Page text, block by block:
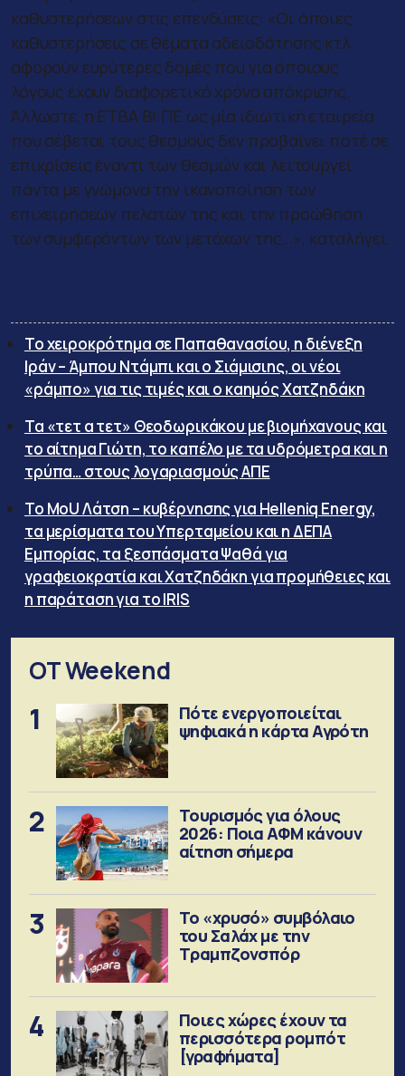
καθυστερήσεων στις επενδύσεις: «Οι όποιες
καθυστερήσεις σε θέματα αδειοδότησης κτλ
αφορούν ευρύτερες δομές που για όποιους
λόγους έχουν διαφορετικό χρόνο απόκρισης.
Άλλωστε, η ΕΤΒΑ ΒΙ.ΠΕ ως μία ιδιωτική εταιρεία
που σέβεται τους θεσμούς δεν προβαίνει ποτέ σε
επικρίσεις έναντι των θεσμών και λειτουργεί
πάντα με γνώμονα την ικανοποίηση των
επιχειρήσεων πελατών της και την προώθηση
των συμφερόντων των μετόχων της…», καταλήγει.
Το χειροκρότημα σε Παπαθανασίου, η διένεξη
Ιράν – Άμπου Ντάμπι και ο Σιάμισιης, οι νέοι
«ράμπο» για τις τιμές και ο καημός Χατζηδάκη
Τα «τετ α τετ» Θεοδωρικάκου με βιομήχανους και
το αίτημα Γιώτη, το καπέλο με τα υδρόμετρα και η
τρύπα… στους λογαριασμούς ΑΠΕ
Το MoU Λάτση – κυβέρνησης για Helleniq Energy,
τα μερίσματα του Υπερταμείου και η ΔΕΠΑ
Εμπορίας, τα ξεσπάσματα Ψαθά για
γραφειοκρατία και Χατζηδάκη για προμήθειες και
η παράταση για το IRIS
OT Weekend
1
Πότε ενεργοποιείται
ψηφιακά η κάρτα Αγρότη
2
Τουρισμός για όλους
2026: Ποια ΑΦΜ κάνουν
αίτηση σήμερα
3
Το «χρυσό» συμβόλαιο
του Σαλάχ με την
Τραμπζονσπόρ
4
Ποιες χώρες έχουν τα
περισσότερα ρομπότ
[γραφήματα]